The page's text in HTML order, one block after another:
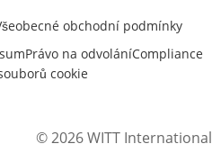
obchodní podmínky
Právo na odvoláníCompliance
cookie
© 2026 WITT International